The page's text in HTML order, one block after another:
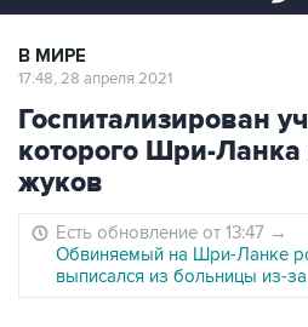
В МИРЕ
17:48, 28 апреля 2021
Госпитализирован
которого Шри-Ланка
жуков
Есть обновление от 13:47 →
Обвиняемый на Шри-Ланке
выписался из больницы из-